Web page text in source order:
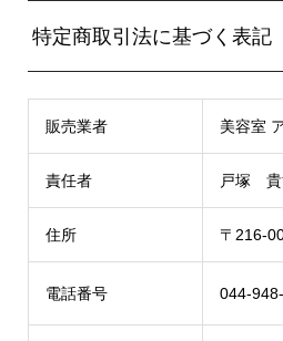
特定商取引法に基づく表記
販売業者 美容室
責任者 戸塚 貴
住所 〒216-
電話番号 044-